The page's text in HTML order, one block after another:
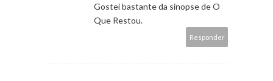
Gostei bastante da sinopse de O
Que Restou.
Responder